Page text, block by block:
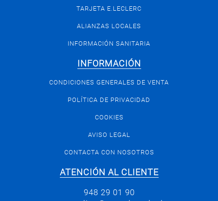
TARJETA E.LECLERC
ALIANZAS LOCALES
INFORMACIÓN SANITARIA
INFORMACIÓN
CONDICIONES GENERALES DE VENTA
POLÍTICA DE PRIVACIDAD
COOKIES
AVISO LEGAL
CONTACTA CON NOSOTROS
ATENCIÓN AL CLIENTE
948 29 01 90